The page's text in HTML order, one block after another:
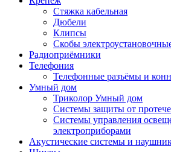
Стяжка кабельная
Дюбели
Клипсы
Скобы
Радиоприёмники
Телефония
Телефонные разъёмы и
Умный дом
Триколор Умный дом
Системы защиты от
Системы управления
электроприборами
Акустические системы и